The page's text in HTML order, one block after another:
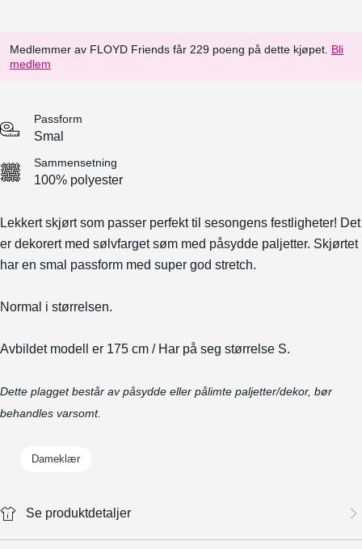
Medlemmer av FLOYD Friends får 229 poeng på dette kjøpet. Bli
medlem
Passform
Smal
Sammensetning
100% polyester
Lekkert skjørt som passer perfekt til sesongens festligheter! Det
er dekorert med sølvfarget søm med påsydde paljetter. Skjørtet
har en smal passform med super god stretch.
Normal i størrelsen.
Avbildet modell er 175 cm / Har på seg størrelse S.
Dette plagget består av påsydde eller pålimte paljetter/dekor, bør
behandles varsomt.
Dameklær
Se produktdetaljer